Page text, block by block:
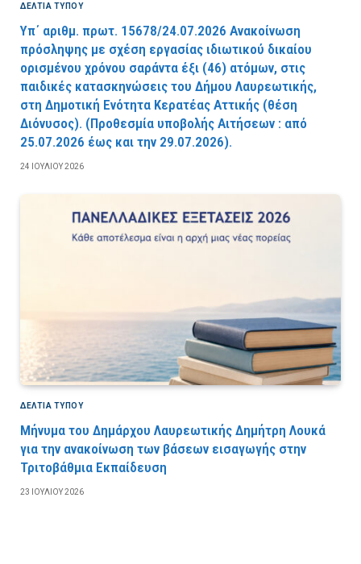
ΔΕΛΤΙΑ ΤΥΠΟΥ
Υπ΄ αριθμ. πρωτ. 15678/24.07.2026 Ανακοίνωση
πρόσληψης με σχέση εργασίας ιδιωτικού δικαίου
ορισμένου χρόνου σαράντα έξι (46) ατόμων, στις
παιδικές κατασκηνώσεις του Δήμου Λαυρεωτικής,
στη Δημοτική Ενότητα Κερατέας Αττικής (θέση
Διόνυσος). (Προθεσμία υποβολής Αιτήσεων : από
25.07.2026 έως και την 29.07.2026).
24 ΙΟΥΛΊΟΥ 2026
ΔΕΛΤΙΑ ΤΥΠΟΥ
Μήνυμα του Δημάρχου Λαυρεωτικής Δημήτρη Λουκά
για την ανακοίνωση των βάσεων εισαγωγής στην
Τριτοβάθμια Εκπαίδευση
23 ΙΟΥΛΊΟΥ 2026